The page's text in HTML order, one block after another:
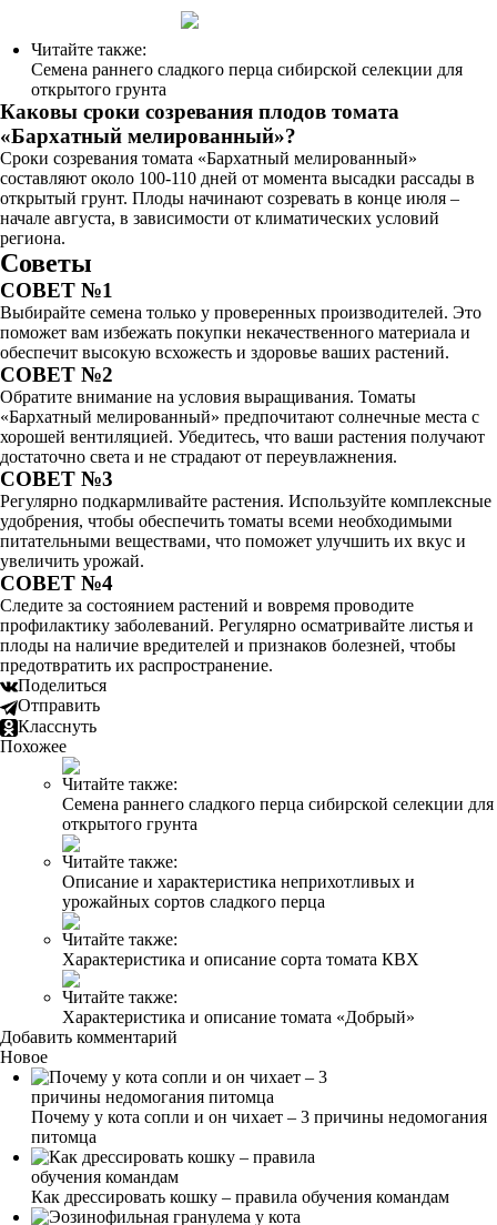
Читайте также:
Семена раннего сладкого перца сибирской селекции для
открытого грунта
Каковы сроки созревания плодов томата
«Бархатный мелированный»?
Сроки созревания томата «Бархатный мелированный»
составляют около 100-110 дней от момента высадки рассады в
открытый грунт. Плоды начинают созревать в конце июля –
начале августа, в зависимости от климатических условий
региона.
Советы
СОВЕТ №1
Выбирайте семена только у проверенных производителей. Это
поможет вам избежать покупки некачественного материала и
обеспечит высокую всхожесть и здоровье ваших растений.
СОВЕТ №2
Обратите внимание на условия выращивания. Томаты
«Бархатный мелированный» предпочитают солнечные места с
хорошей вентиляцией. Убедитесь, что ваши растения получают
достаточно света и не страдают от переувлажнения.
СОВЕТ №3
Регулярно подкармливайте растения. Используйте комплексные
удобрения, чтобы обеспечить томаты всеми необходимыми
питательными веществами, что поможет улучшить их вкус и
увеличить урожай.
СОВЕТ №4
Следите за состоянием растений и вовремя проводите
профилактику заболеваний. Регулярно осматривайте листья и
плоды на наличие вредителей и признаков болезней, чтобы
предотвратить их распространение.
Поделиться
Отправить
Класснуть
Похожее
Читайте также:
Семена раннего сладкого перца сибирской селекции для
открытого грунта
Читайте также:
Описание и характеристика неприхотливых и
урожайных сортов сладкого перца
Читайте также:
Характеристика и описание сорта томата КВХ
Читайте также:
Характеристика и описание томата «Добрый»
Добавить комментарий
Новое
Почему у кота сопли и он чихает – 3 причины недомогания
питомца
Как дрессировать кошку – правила обучения командам